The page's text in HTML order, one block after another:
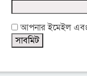
আপনার ইমেইল